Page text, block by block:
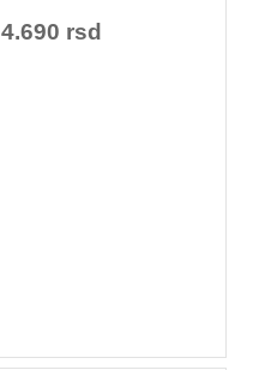
4.690 rsd